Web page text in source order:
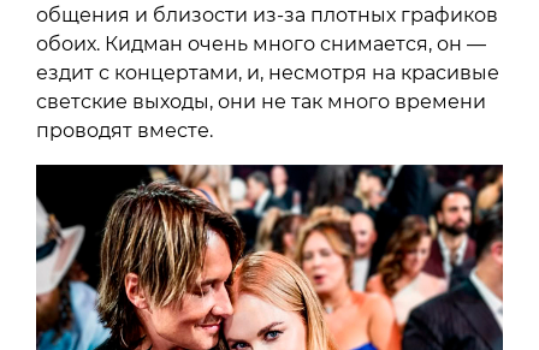
общения и близости из-за плотных графиков
обоих. Кидман очень много снимается, он —
ездит с концертами, и, несмотря на красивые
светские выходы, они не так много времени
проводят вместе.